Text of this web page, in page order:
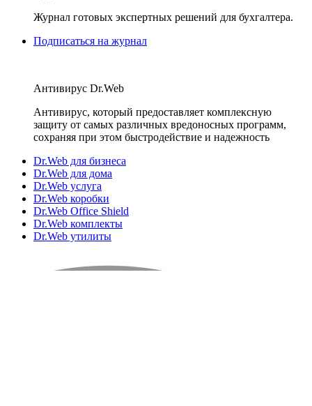
Журнал готовых экспертных решений для бухгалтера.
Подписаться на журнал
Антивирус Dr.Web
Антивирус, который предоставляет комплексную
защиту от самых различных вредоносных программ,
сохраняя при этом быстродействие и надежность
Dr.Web для бизнеса
Dr.Web для дома
Dr.Web услуга
Dr.Web коробки
Dr.Web Office Shield
Dr.Web комплекты
Dr.Web утилиты